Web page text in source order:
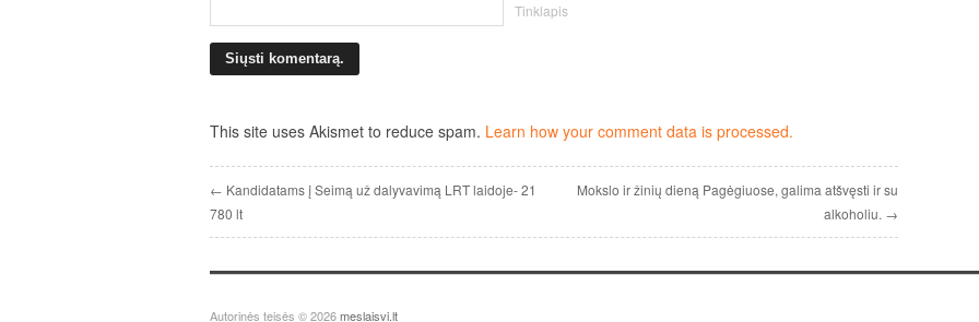
Tinklapis
This site uses Akismet to reduce spam. Learn how your comment data is processed.
← Kandidatams į Seimą už dalyvavimą LRT laidoje- 21
780 lt
Mokslo ir žinių dieną Pagėgiuose, galima atšvęsti ir su
alkoholiu. →
Autorinės teisės © 2026meslaisvi.lt